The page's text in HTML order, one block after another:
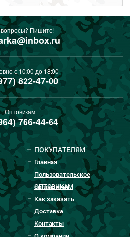
вопросы? Пишите!
с 10:00 до 18:00
822-47-00
Оптовикам
766-44-64
ПОКУПАТЕЛЯМ
Главная
Пользовательское
соглашение
ОПТОВИКАМ
Как заказать
Доставка
Контакты